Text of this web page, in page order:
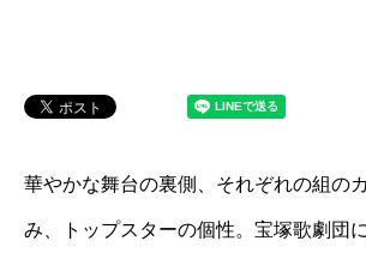
華やかな舞台の裏側、それぞれの組の
み、トップスターの個性。宝塚歌劇団